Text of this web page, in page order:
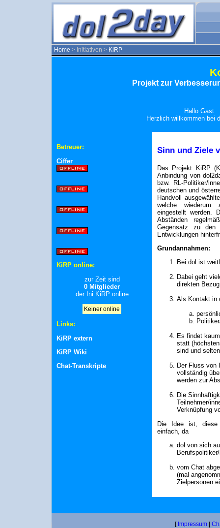
Home > Initiativen > KiRP
Projekt zur
Hallo Gast
Herzlich willkommen bei
Betreuer:
Ciffer
KiRP online:
zur Zeit sind
0 Mitglieder
der Ini KiRP online
Keiner online
Links:
KiRP extern
KiRP Wiki
Chat-Transkripte
Sinn und Ziele
Das Projekt KiRP
Anbindung von
bzw. RL-Politiker/
deutschen und
Handvoll
welche wiederum
eingestellt werden.
Abständen
Gegensatz zu den
Entwicklungen
Grundannahmen:
Bei dol ist
Dabei geht
direkten
Als Kontakt in
Es findet
statt
sind und
Der Fluss von
vollständig
werden zur
Die
Teilnehmer/
Verknüpfung
Die Idee ist, diese
einfach, da
dol von sich
vom Chat
(mal
Zielpersonen
[ Impressum